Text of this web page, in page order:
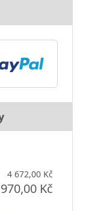
4 672,00 Kč
Kč